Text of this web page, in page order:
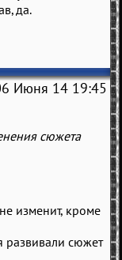
да.
Июня 14 19:45
сюжета
изменит, кроме
развивали сюжет